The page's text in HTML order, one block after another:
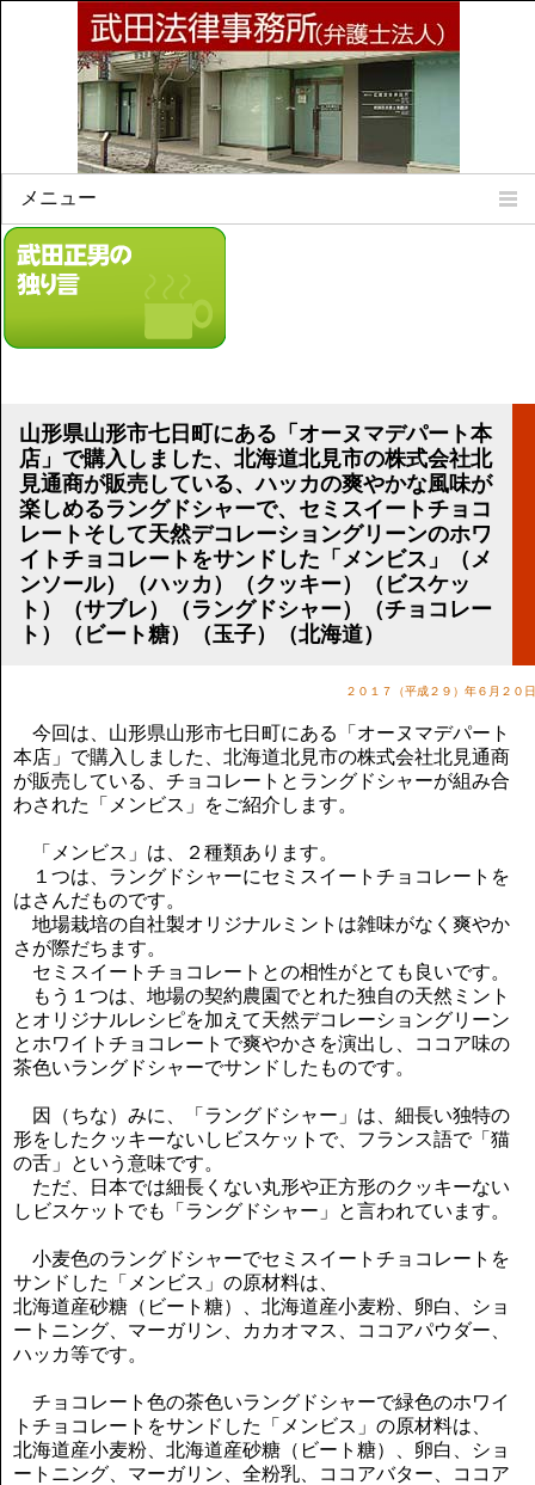
メニュー
Home
所属弁護士
法律相談案内
リンク集
顧問契約について
講演のご案内
気をつけたい法律のポイント
武田正男の独り言
山形県山形市七日町にある「オーヌマデパート本
店」で購入しました、北海道北見市の株式会社北
見通商が販売している、ハッカの爽やかな風味が
楽しめるラングドシャーで、セミスイートチョコ
レートそして天然デコレーショングリーンのホワ
イトチョコレートをサンドした「メンビス」（メ
ンソール）（ハッカ）（クッキー）（ビスケッ
ト）（サブレ）（ラングドシャー）（チョコレー
ト）（ビート糖）（玉子）（北海道）
２０１７（平成２９）年６月２０日
今回は、山形県山形市七日町にある「オーヌマデパート
本店」で購入しました、北海道北見市の株式会社北見通商
が販売している、チョコレートとラングドシャーが組み合
わされた「メンビス」をご紹介します。
「メンビス」は、２種類あります。
１つは、ラングドシャーにセミスイートチョコレートを
はさんだものです。
地場栽培の自社製オリジナルミントは雑味がなく爽やか
さが際だちます。
セミスイートチョコレートとの相性がとても良いです。
もう１つは、地場の契約農園でとれた独自の天然ミント
とオリジナルレシピを加えて天然デコレーショングリーン
とホワイトチョコレートで爽やかさを演出し、ココア味の
茶色いラングドシャーでサンドしたものです。
因（ちな）みに、「ラングドシャー」は、細長い独特の
形をしたクッキーないしビスケットで、フランス語で「猫
の舌」という意味です。
ただ、日本では細長くない丸形や正方形のクッキーない
しビスケットでも「ラングドシャー」と言われています。
小麦色のラングドシャーでセミスイートチョコレートを
サンドした「メンビス」の原材料は、
北海道産砂糖（ビート糖）、北海道産小麦粉、卵白、ショ
ートニング、マーガリン、カカオマス、ココアパウダー、
ハッカ等です。
チョコレート色の茶色いラングドシャーで緑色のホワイ
トチョコレートをサンドした「メンビス」の原材料は、
北海道産小麦粉、北海道産砂糖（ビート糖）、卵白、ショ
ートニング、マーガリン、全粉乳、ココアバター、ココア